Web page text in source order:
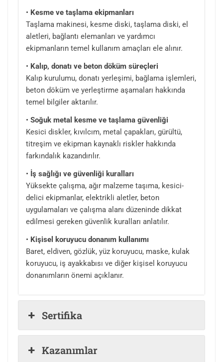
• Kesme ve taşlama ekipmanları
Taşlama makinesi, kesme diski, taşlama diski, el
aletleri, bağlantı elemanları ve yardımcı
ekipmanların temel kullanım amaçları ele alınır.
• Kalıp, donatı ve beton döküm süreçleri
Kalıp kurulumu, donatı yerleşimi, bağlama işlemleri,
beton döküm ve yerleştirme aşamaları hakkında
temel bilgiler aktarılır.
• Soğuk metal kesme ve taşlama güvenliği
Kesici diskler, kıvılcım, metal çapakları, gürültü,
titreşim ve ekipman kaynaklı riskler hakkında
farkındalık kazandırılır.
• İş sağlığı ve güvenliği kuralları
Yüksekte çalışma, ağır malzeme taşıma, kesici-
delici ekipmanlar, elektrikli aletler, beton
uygulamaları ve çalışma alanı düzeninde dikkat
edilmesi gereken güvenlik kuralları anlatılır.
• Kişisel koruyucu donanım kullanımı
Baret, eldiven, gözlük, yüz koruyucu, maske, kulak
koruyucu, iş ayakkabısı ve diğer kişisel koruyucu
donanımların önemi açıklanır.
Sertifika
Kazanımlar